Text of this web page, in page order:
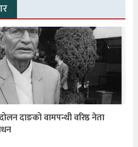
दाङको वामपन्थी वरिष्ठ नेता